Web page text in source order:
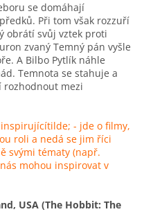
se domáhají
Při tom však rozzuří
obrátí svůj vztek proti
zvaný Temný pán vyšle
A Bilbo Pytlík náhle
Temnota se stahuje a
rozhodnout mezi
- jde o filmy,
roli a nedá se jim říci
svými tématy (např.
mohou inspirovat v
USA (The Hobbit: The